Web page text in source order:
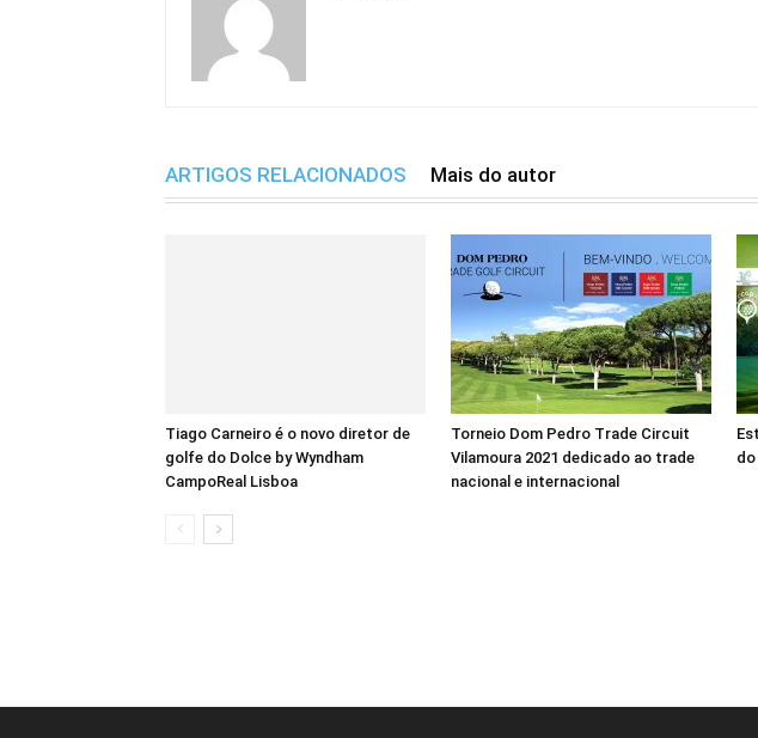
ARTIGOS RELACIONADOS Mais do autor
Tiago Carneiro é o novo diretor de
golfe do Dolce by Wyndham
CampoReal Lisboa
Torneio Dom Pedro Trade Circuit
Vilamoura 2021 dedicado ao trade
nacional e internacional